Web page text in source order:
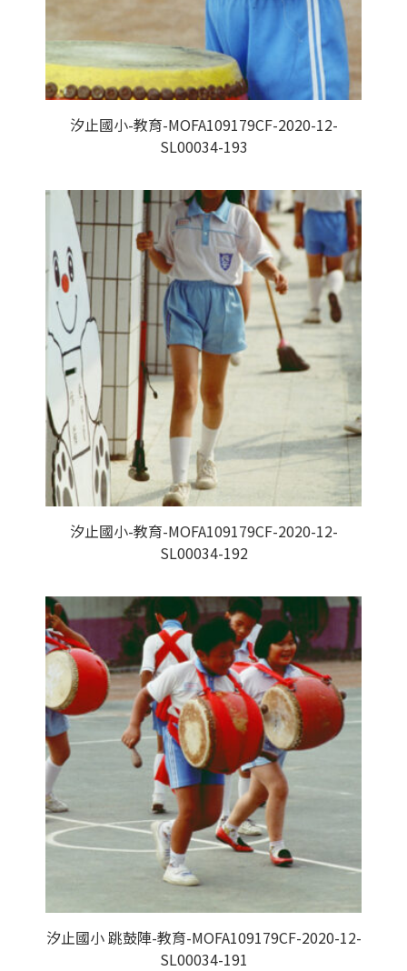
汐止國小-教育-MOFA109179CF-2020-12-
SL00034-193
汐止國小-教育-MOFA109179CF-2020-12-
SL00034-192
汐止國小 跳鼓陣-教育-MOFA109179CF-2020-12-
SL00034-191